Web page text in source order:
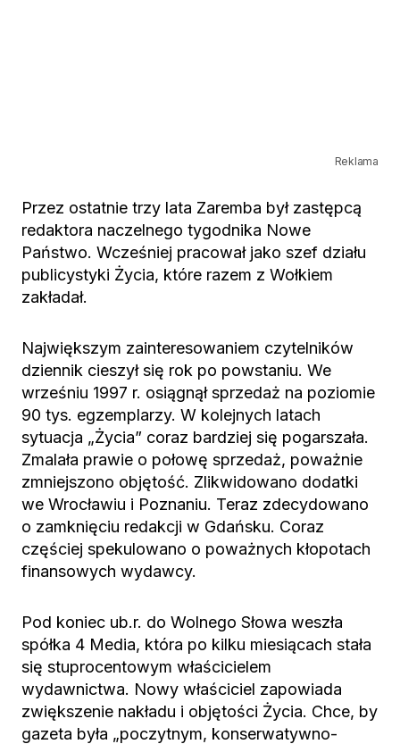
Reklama
Przez ostatnie trzy lata Zaremba był zastępcą
redaktora naczelnego tygodnika Nowe
Państwo. Wcześniej pracował jako szef działu
publicystyki Życia, które razem z Wołkiem
zakładał.
Największym zainteresowaniem czytelników
dziennik cieszył się rok po powstaniu. We
wrześniu 1997 r. osiągnął sprzedaż na poziomie
90 tys. egzemplarzy. W kolejnych latach
sytuacja „Życia” coraz bardziej się pogarszała.
Zmalała prawie o połowę sprzedaż, poważnie
zmniejszono objętość. Zlikwidowano dodatki
we Wrocławiu i Poznaniu. Teraz zdecydowano
o zamknięciu redakcji w Gdańsku. Coraz
częściej spekulowano o poważnych kłopotach
finansowych wydawcy.
Pod koniec ub.r. do Wolnego Słowa weszła
spółka 4 Media, która po kilku miesiącach stała
się stuprocentowym właścicielem
wydawnictwa. Nowy właściciel zapowiada
zwiększenie nakładu i objętości Życia. Chce, by
gazeta była „poczytnym, konserwatywno-